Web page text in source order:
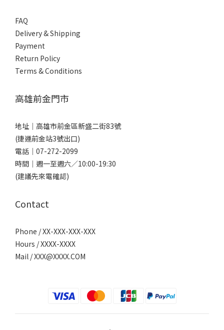
FAQ
Delivery & Shipping
Payment
Return Policy
Terms & Conditions
高雄前金門市
地址｜ 高雄市前金區新盛二街83號
(捷運前金站3號出口)
電話｜ 07-272-2099
時間｜週一至週六／10:00-19:30
(建議先來電確認)
Contact
Phone / XX-XXX-XXX-XXX
Hours / XXXX-XXXX
Mail /XXX@XXXX.COM